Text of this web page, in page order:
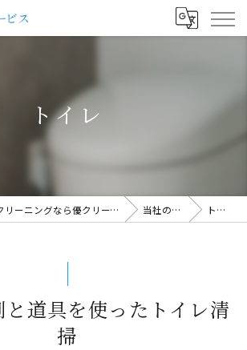
トイレ
神奈川のハウスクリーニングなら優クリーンサービス 当社の特徴 トイレ
道具を使ったトイレ清
掃